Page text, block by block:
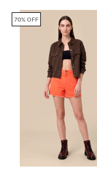
70% OFF